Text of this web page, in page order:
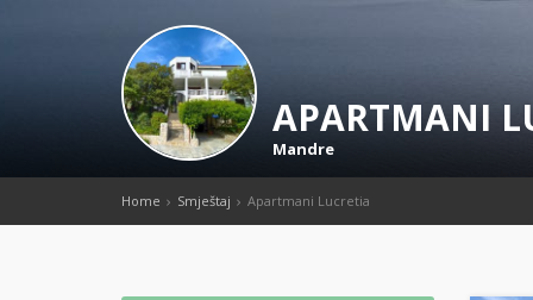
APARTMANI
Mandre
Home Smještaj Apartmani Lucretia